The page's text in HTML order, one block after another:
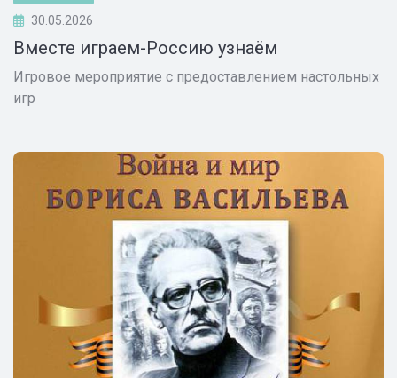
30.05.2026
Вместе играем-Россию узнаём
Игровое мероприятие с предоставлением настольных
игр